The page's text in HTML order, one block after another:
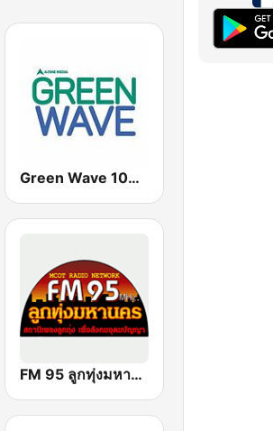
Green Wave 106.5 FM
FM 95 ลูกทุ่งมหานคร อสมท